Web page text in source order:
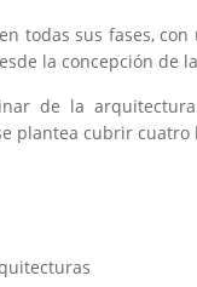
todas sus fases,
la concepción de
de la
plantea cubrir cuatro